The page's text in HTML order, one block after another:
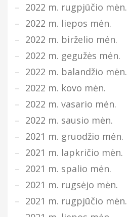
2022 m. rugpjūčio mėn.
2022 m. liepos mėn.
2022 m. birželio mėn.
2022 m. gegužės mėn.
2022 m. balandžio mėn.
2022 m. kovo mėn.
2022 m. vasario mėn.
2022 m. sausio mėn.
2021 m. gruodžio mėn.
2021 m. lapkričio mėn.
2021 m. spalio mėn.
2021 m. rugsėjo mėn.
2021 m. rugpjūčio mėn.